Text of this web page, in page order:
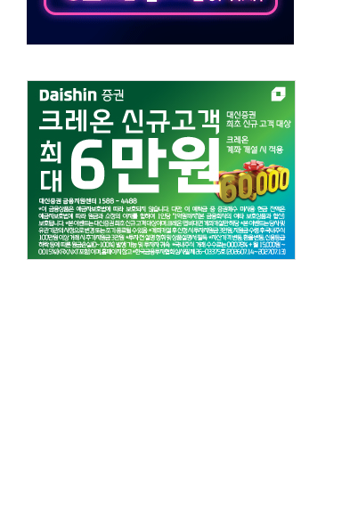
낙폭 커
해명
파 국가들의 새 안보 협력 구도